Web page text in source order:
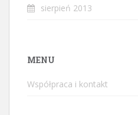
sierpień 2013
MENU
Współpraca i kontakt